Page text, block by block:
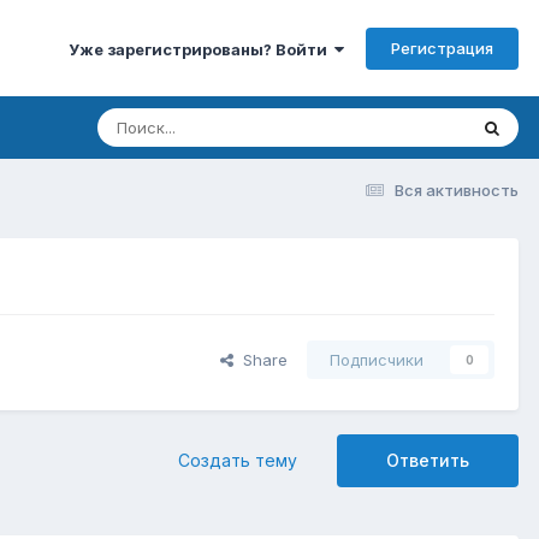
Уже зарегистрированы? Войти Регистрация
Вся активность
Share Подписчики 0
Ответить
Создать тему